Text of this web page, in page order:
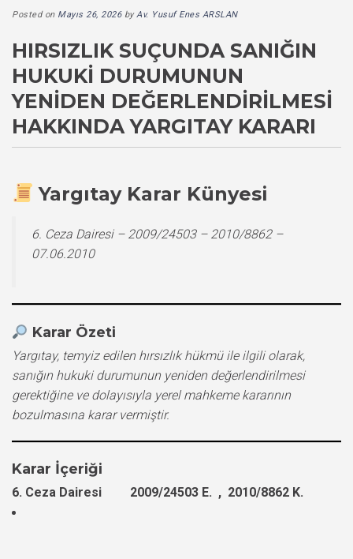
Posted on Mayıs 26, 2026byAv. Yusuf Enes ARSLAN
HIRSIZLIK SUÇUNDA SANIĞIN
HUKUKI DURUMUNUN
YENIDEN DEĞERLENDIRILMESI
HAKKINDA YARGITAY KARARI
Yargıtay Karar Künyesi
6. Ceza Dairesi – 2009/24503 – 2010/8862 –
07.06.2010
Karar Özeti
Yargıtay, temyiz edilen hırsızlık hükmü ile ilgili olarak,
sanığın hukuki durumunun yeniden değerlendirilmesi
gerektiğine ve dolayısıyla yerel mahkeme kararının
bozulmasına karar vermiştir.
Karar İçeriği
6. Ceza Dairesi 2009/24503 E. , 2010/8862 K.